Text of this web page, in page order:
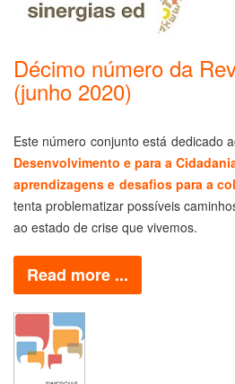
Décimo número da
(junho 2020)
Este número conjunto está dedicado
Desenvolvimento e para a
aprendizagens e desafios para a
tenta problematizar possíveis
ao estado de crise que vivemos.
Read more ...